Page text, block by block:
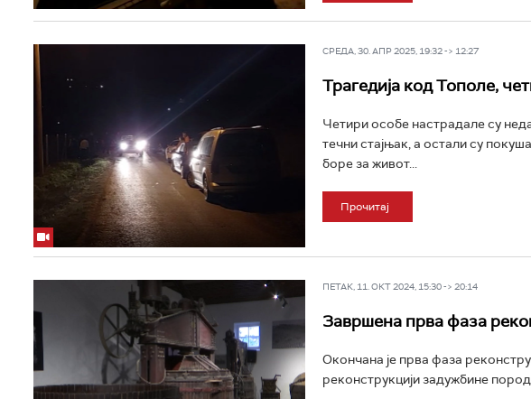
СРЕДА, 30. АПР 2025, 19:32 -> 12:27
Трагедија код Тополе,
Четири особе настрадале су
течни стајњак, а остали су
боре за живот...
Прочитај
ПЕТАК, 11. ОКТ 2024, 15:30 -> 20:14
Завршена прва фаза
Окончана је прва фаза
реконструкцији задужбине